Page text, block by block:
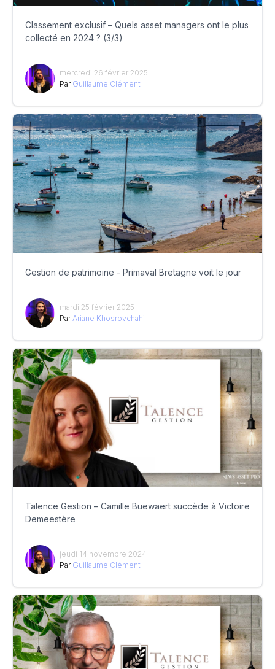
Classement exclusif – Quels asset managers ont le plus
collecté en 2024 ? (3/3)
mercredi 26 février 2025
Par Guillaume Clément
Gestion de patrimoine - Primaval Bretagne voit le jour
mardi 25 février 2025
Par Ariane Khosrovchahi
Talence Gestion – Camille Buewaert succède à Victoire
Demeestère
jeudi 14 novembre 2024
Par Guillaume Clément